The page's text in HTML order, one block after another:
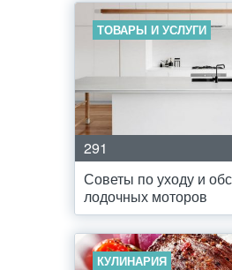
ТОВАРЫ И УСЛУГИ
291
Советы по уходу и
лодочных моторов
КУЛИНАРИЯ